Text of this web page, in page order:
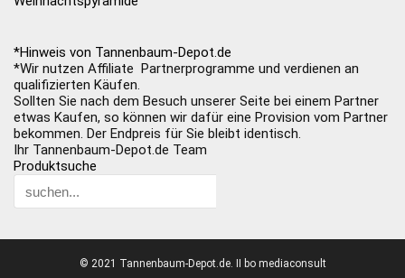
*Hinweis von Tannenbaum-Depot.de
*Wir nutzen Affiliate Partnerprogramme und verdienen an
qualifizierten Käufen.
Sollten Sie nach dem Besuch unserer Seite bei einem Partner
etwas Kaufen, so können wir dafür eine Provision vom Partner
bekommen. Der Endpreis für Sie bleibt identisch.
Ihr Tannenbaum-Depot.de Team
Produktsuche
© 2021 Tannenbaum-Depot.de. II bo mediaconsult